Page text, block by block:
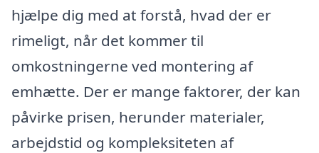
hjælpe dig med at forstå, hvad der er
rimeligt, når det kommer til
omkostningerne ved montering af
emhætte. Der er mange faktorer, der kan
påvirke prisen, herunder materialer,
arbejdstid og kompleksiteten af